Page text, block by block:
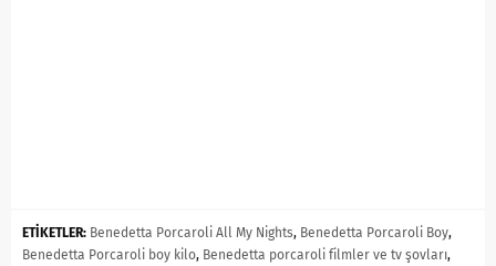
ETİKETLER: Benedetta Porcaroli All My Nights, Benedetta Porcaroli Boy,
Benedetta Porcaroli boy kilo, Benedetta porcaroli filmler ve tv şovları,